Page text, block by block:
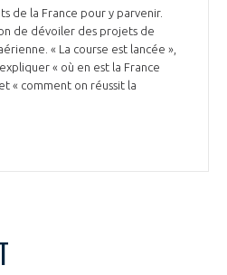
de la France pour y parvenir.
de dévoiler des projets de
« La course est lancée »,
« où en est la France
« comment on réussit la